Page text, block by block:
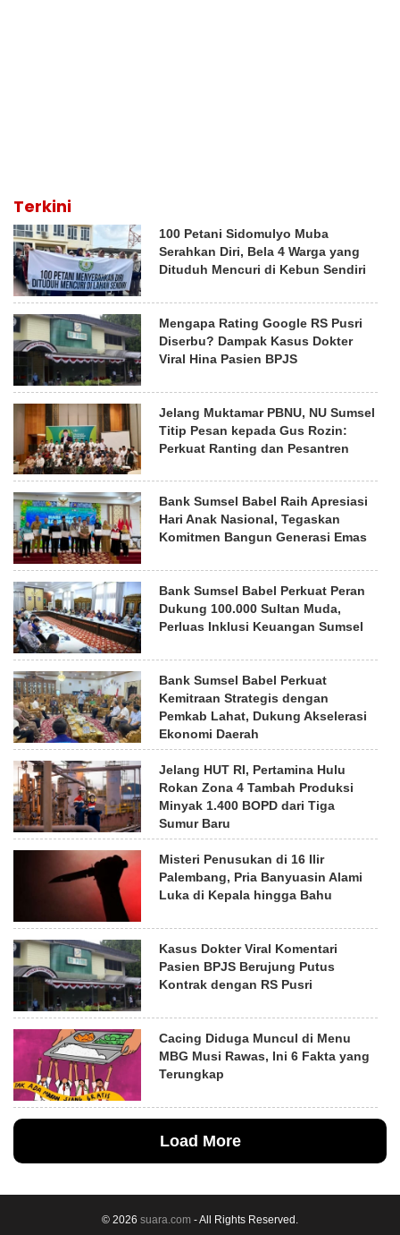
Terkini
100 Petani Sidomulyo Muba
Serahkan Diri, Bela 4 Warga yang
Dituduh Mencuri di Kebun Sendiri
Mengapa Rating Google RS Pusri
Diserbu? Dampak Kasus Dokter
Viral Hina Pasien BPJS
Jelang Muktamar PBNU, NU Sumsel
Titip Pesan kepada Gus Rozin:
Perkuat Ranting dan Pesantren
Bank Sumsel Babel Raih Apresiasi
Hari Anak Nasional, Tegaskan
Komitmen Bangun Generasi Emas
Bank Sumsel Babel Perkuat Peran
Dukung 100.000 Sultan Muda,
Perluas Inklusi Keuangan Sumsel
Bank Sumsel Babel Perkuat
Kemitraan Strategis dengan
Pemkab Lahat, Dukung Akselerasi
Ekonomi Daerah
Jelang HUT RI, Pertamina Hulu
Rokan Zona 4 Tambah Produksi
Minyak 1.400 BOPD dari Tiga
Sumur Baru
Misteri Penusukan di 16 Ilir
Palembang, Pria Banyuasin Alami
Luka di Kepala hingga Bahu
Kasus Dokter Viral Komentari
Pasien BPJS Berujung Putus
Kontrak dengan RS Pusri
Cacing Diduga Muncul di Menu
MBG Musi Rawas, Ini 6 Fakta yang
Terungkap
Load More
© 2026 suara.com - All Rights Reserved.